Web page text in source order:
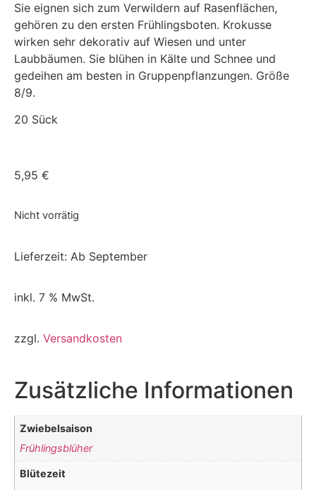
Sie eignen sich zum Verwildern auf Rasenflächen,
gehören zu den ersten Frühlingsboten. Krokusse
wirken sehr dekorativ auf Wiesen und unter
Laubbäumen. Sie blühen in Kälte und Schnee und
gedeihen am besten in Gruppenpflanzungen. Größe
8/9.
20 Sück
5,95 €
Nicht vorrätig
Lieferzeit: Ab September
inkl. 7 % MwSt.
zzgl. Versandkosten
Zusätzliche Informationen
Zwiebelsaison
Frühlingsblüher
Blütezeit